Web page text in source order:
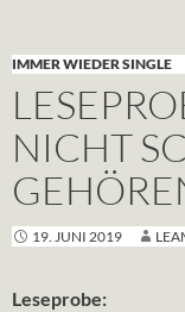
IMMER WIEDER SINGLE
NICHT
19. JUNI 2019
Leseprobe: